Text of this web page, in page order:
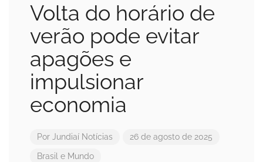
Volta do horário de
verão pode evitar
apagões e
impulsionar
economia
Por Jundiaí Notícias 26 de agosto de 2025
Brasil e Mundo